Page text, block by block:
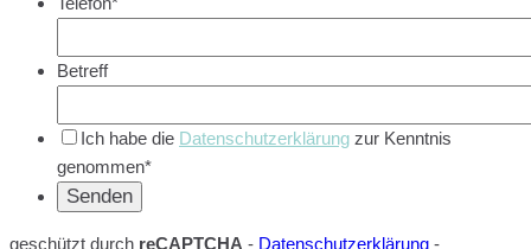
Betreff
Ich habe die Datenschutzerklärung zur Kenntnis
genommen*
geschützt durch reCAPTCHA - Datenschutzerklärung -